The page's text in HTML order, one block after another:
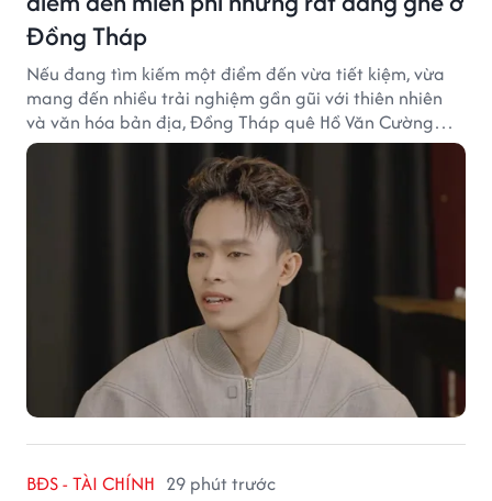
Đồng Tháp
Nếu đang tìm kiếm một điểm đến vừa tiết kiệm, vừa
mang đến nhiều trải nghiệm gần gũi với thiên nhiên
và văn hóa bản địa, Đồng Tháp quê Hồ Văn Cường
chắc chắn là lựa chọn đáng cân nhắc.
BĐS - TÀI CHÍNH 29 phút trước